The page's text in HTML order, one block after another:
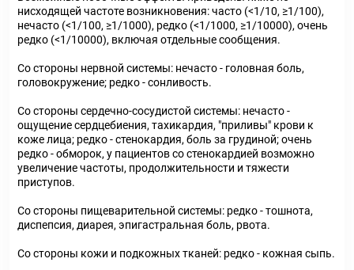
нисходящей частоте возникновения: часто (<1/10, ≥1/100),
нечасто (<1/100, ≥1/1000), редко (<1/1000, ≥1/10000), очень
редко (<1/10000), включая отдельные сообщения.
Со стороны нервной системы: нечасто - головная боль,
головокружение; редко - сонливость.
Со стороны сердечно-сосудистой системы: нечасто -
ощущение сердцебиения, тахикардия, "приливы" крови к
коже лица; редко - стенокардия, боль за грудиной; очень
редко - обморок, у пациентов со стенокардией возможно
увеличение частоты, продолжительности и тяжести
приступов.
Со стороны пищеварительной системы: редко - тошнота,
диспепсия, диарея, эпигастральная боль, рвота.
Со стороны кожи и подкожных тканей: редко - кожная сыпь.